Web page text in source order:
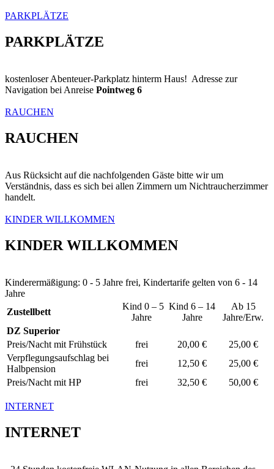
PARKPLÄTZE
PARKPLÄTZE
kostenloser Abenteuer-Parkplatz hinterm Haus! Adresse zur
Navigation bei Anreise Pointweg 6
RAUCHEN
RAUCHEN
Aus Rücksicht auf die nachfolgenden Gäste bitte wir um
Verständnis, dass es sich bei allen Zimmern um Nichtraucherzimmer
handelt.
KINDER WILLKOMMEN
KINDER WILLKOMMEN
Kinderermäßigung: 0 - 5 Jahre frei, Kindertarife gelten von 6 - 14
Jahre
Zustellbett
Kind 0 – 5
Jahre
Kind 6 – 14
Jahre
Ab 15
Jahre/Erw.
DZ Superior
Preis/Nacht mit Frühstück
frei 20,00 €
25,00 €
Verpflegungsaufschlag bei
Halbpension
frei 12,50 €
25,00 €
Preis/Nacht mit HP
frei 32,50 € 50,00 €
INTERNET
INTERNET